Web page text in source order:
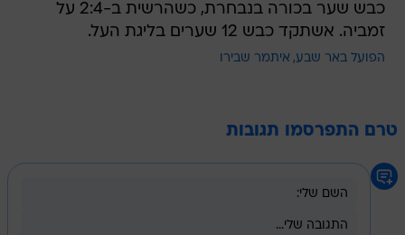
כבש שער בכורה בנבחרת, כשהרשית ב-2:4 על
זמביה. אשתקד כבש 12 שערים בליגת העל.
הפועל באר שבע איתמר שבירו
טרם התפרסמו תגובות